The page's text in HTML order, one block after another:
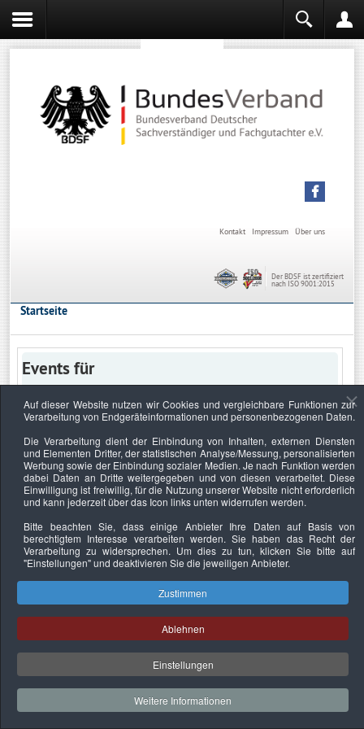
Über uns
Impressum
Kontakt
Der BDSF ist zertifiziert
nach ISO 9001:2015
Startseite
Events für
Keine Termine
Datenschutzerklärung Urheberrechtsnachweise Nachhaltigkeit
Copyright © 2026. Bundesverband Deutscher
Sachverständiger und Fachgutachter e.V..
Auf dieser Website nutzen wir Cookies und vergleichbare Funktionen zur
Verarbeitung von Endgeräteinformationen und personenbezogenen Daten.
Die Verarbeitung dient der Einbindung von Inhalten, externen Diensten
und Elementen Dritter, der statistischen Analyse/Messung, personalisierten
Werbung sowie der Einbindung sozialer Medien. Je nach Funktion werden
dabei Daten an Dritte weitergegeben und von diesen verarbeitet. Diese
Einwilligung ist freiwillig, für die Nutzung unserer Website nicht erforderlich
und kann jederzeit über das Icon links unten widerrufen werden.
Bitte beachten Sie, dass einige Anbieter Ihre Daten auf Basis von
berechtigtem Interesse verarbeiten werden. Sie haben das Recht der
Verarbeitung zu widersprechen. Um dies zu tun, klicken Sie bitte auf
"Einstellungen"und deaktivieren Sie die jeweiligen Anbieter.
Zustimmen
Ablehnen
Einstellungen
Weitere Informationen